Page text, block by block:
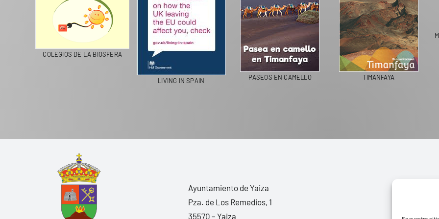
COLEGIOS DE LA BIOSFERA
LIVING IN SPAIN PASEOS EN CAMELLO TIMANFAYA
Ayuntamiento de Yaiza
Pza. de Los Remedios, 1
35570 – Yaiza